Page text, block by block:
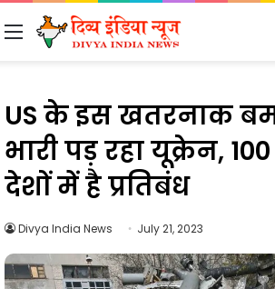
Menu
US के इस खतरनाक
भारी पड़ रहा यूक्रेन,
देशों में है प्रतिबंध
Divya India News July 21, 2023